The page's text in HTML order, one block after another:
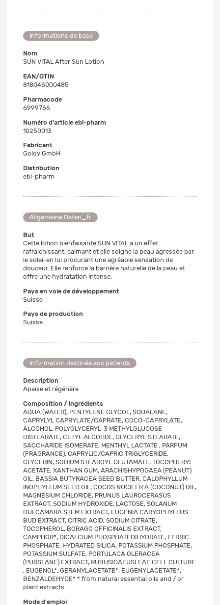
Informations de base
Nom
SUN VITAL After Sun Lotion
EAN/GTIN
818046000485
Pharmacode
6999766
Numéro d'article ebi-pharm
10250013
Fabricant
Goloy GmbH
Distribution
ebi-pharm
Allgemeine Daten_fr
But
Cette lotion bienfaisante SUN VITAL a un effet
rafraichissant, calmant et elle soigne la peau agressée par
le soleil en lui procurant une agréable sensation de
douceur. Elle renforce la barrière naturelle de la peau et
offre une hydratation intense.
Pays en voie de développement
Suisse
Pays de production
Suisse
Information destinée aux patients
Description
Apaise et régénère
Composition / ingrédients
AQUA (WATER), PENTYLENE GLYCOL, SQUALANE,
CAPRYLYL CAPRYLATE/CAPRATE, COCO-CAPRYLATE,
ALCOHOL, POLYGLYCERYL-3 METHYLGLUCOSE
DISTEARATE, CETYL ALCOHOL, GLYCERYL STEARATE,
SACCHARIDE ISOMERATE, MENTHYL LACTATE , PARFUM
(FRAGRANCE), CAPRYLIC/CAPRIC TRIGLYCERIDE,
GLYCERIN, SODIUM STEAROYL GLUTAMATE, TOCOPHERYL
ACETATE, XANTHAN GUM, ARACHISHYPOGAEA (PEANUT)
OIL, BASSIA BUTYRACEA SEED BUTTER, CALOPHYLLUM
INOPHYLLUM SEED OIL, COCOS NUCIFER A (COCONUT) OIL,
MAGNESIUM CHLORIDE, PRUNUS LAUROCERASUS
EXTRACT, SODIUM HYDROXIDE, LACTOSE, SOLANUM
DULCAMARA STEM EXTRACT, EUGENIA CARYOPHYLLUS
BUD EXTRACT, CITRIC ACID, SODIUM CITRATE,
TOCOPHEROL, BORAGO OFFICINALIS EXTRACT,
CAMPHOR*, DICALCIUM PHOSPHATEDIHYDRATE, FERRIC
PHOSPHATE, HYDRATED SILICA, POTASSIUM PHOSPHATE,
POTASSIUM SULFATE, PORTULACA OLERACEA
(PURSLANE) EXTRACT, RUBUSIDAEUSLEAF CELL CULTURE
, EUGENOL*, GERANYLACETATE*, EUGENYLACETATE*,
BENZALDEHYDE* * from natural essential oils and / or
plant extracts
Mode d'emploi